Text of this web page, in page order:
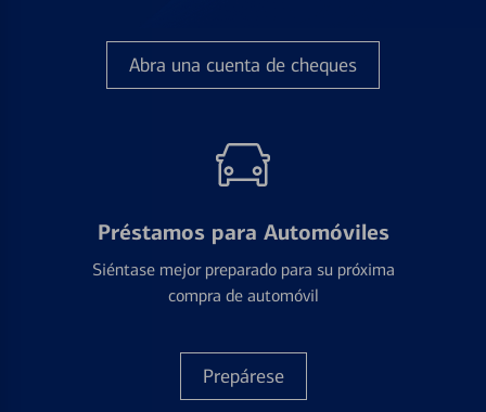
Abra una cuenta de cheques
Préstamos para Automóviles
Siéntase mejor preparado para su próxima
compra de automóvil
Prepárese